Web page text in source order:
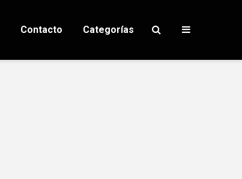
Contacto Categorías